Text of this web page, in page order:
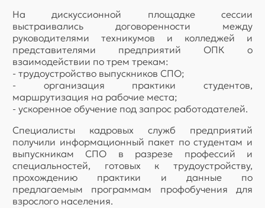
На дискуссионной площадке сессии
выстраивались договоренности между
руководителями техникумов и колледжей и
представителями предприятий ОПК о
взаимодействии по трем трекам:
- трудоустройство выпускников СПО;
- организация практики студентов,
маршрутизация на рабочие места;
- ускоренное обучение под запрос работодателей.
Специалисты кадровых служб предприятий
получили информационный пакет по студентам и
выпускникам СПО в разрезе профессий и
специальностей, готовых к трудоустройству,
прохождению практики и данные по
предлагаемым программам профобучения для
взрослого населения.